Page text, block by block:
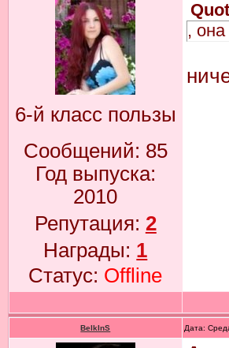
6-й класс пользы
Сообщений: 85
Год выпуска:
2010
Репутация: 2
Награды: 1
Статус: Offline
,
BelkInS Дата: